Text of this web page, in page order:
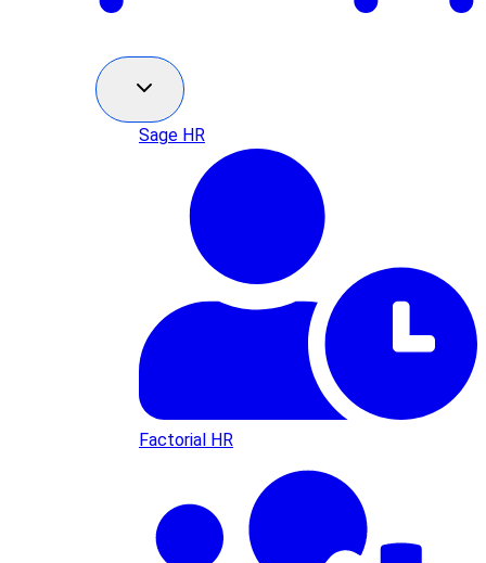
Sage HR
Factorial HR